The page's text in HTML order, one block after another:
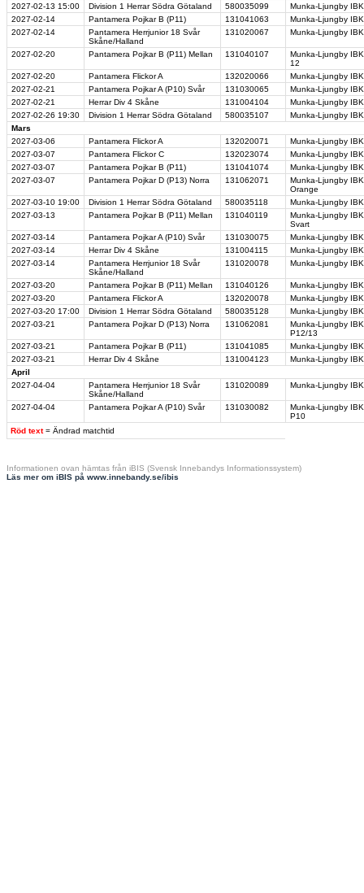
Röd text = Ändrad matchtid
2027-02-13 15:00 Division 1 Herrar Södra Götaland 580035099
Munka-Ljungby
2027-02-14
Pantamera Pojkar B (P11) 131041063
Munka-Ljungby
2027-02-14
Pantamera Herrjunior 18 Svår
Skåne/Halland
131020067 Munka-Ljungby
2027-02-20 Pantamera Pojkar B (P11) Mellan 131040107
Munka-Ljungby
12
2027-02-20
Pantamera Flickor A 132020066
Munka-Ljungby
2027-02-21
Pantamera Pojkar A (P10) Svår 131030065
Munka-Ljungby
2027-02-21
Herrar Div 4 Skåne 131004104
Munka-Ljungby
2027-02-26 19:30 Division 1 Herrar Södra Götaland 580035107
Munka-Ljungby
Mars
2027-03-06
Pantamera Flickor A 132020071
Munka-Ljungby
2027-03-07
Pantamera Flickor C 132023074
Munka-Ljungby
2027-03-07
Pantamera Pojkar B (P11) 131041074
Munka-Ljungby
2027-03-07
Pantamera Pojkar D (P13) Norra 131062071
Munka-Ljungby
Orange
2027-03-10 19:00 Division 1 Herrar Södra Götaland 580035118
Munka-Ljungby
2027-03-13
Pantamera Pojkar B (P11) Mellan 131040119
Munka-Ljungby
Svart
2027-03-14
Pantamera Pojkar A (P10) Svår 131030075
Munka-Ljungby
2027-03-14
Herrar Div 4 Skåne 131004115
Munka-Ljungby
2027-03-14
Pantamera Herrjunior 18 Svår
Skåne/Halland
131020078 Munka-Ljungby
2027-03-20 Pantamera Pojkar B (P11) Mellan 131040126
Munka-Ljungby
2027-03-20
Pantamera Flickor A 132020078
Munka-Ljungby
2027-03-20 17:00 Division 1 Herrar Södra Götaland 580035128
Munka-Ljungby
2027-03-21
Pantamera Pojkar D (P13) Norra 131062081
Munka-Ljungby
P12/13
2027-03-21
Pantamera Pojkar B (P11) 131041085
Munka-Ljungby
2027-03-21
Herrar Div 4 Skåne 131004123
Munka-Ljungby
April
2027-04-04
Pantamera Herrjunior 18 Svår
Skåne/Halland
131020089 Munka-Ljungby
2027-04-04 Pantamera Pojkar A (P10) Svår 131030082
Munka-Ljungby
P10
Informationen ovan hämtas från iBIS (Svensk Innebandys Informationssystem)
Läs mer om iBIS på www.innebandy.se/ibis